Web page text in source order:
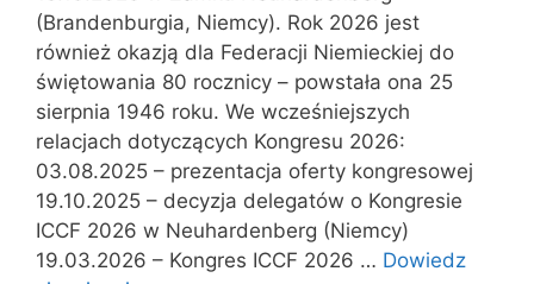
(Brandenburgia, Niemcy). Rok 2026 jest
również okazją dla Federacji Niemieckiej do
świętowania 80 rocznicy – powstała ona 25
sierpnia 1946 roku. We wcześniejszych
relacjach dotyczących Kongresu 2026:
03.08.2025 – prezentacja oferty kongresowej
19.10.2025 – decyzja delegatów o Kongresie
ICCF 2026 w Neuhardenberg (Niemcy)
19.03.2026 – Kongres ICCF 2026 … Dowiedz